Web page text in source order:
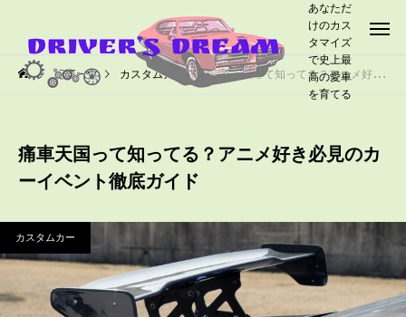
あなただ
けのカス
タマイズ
で史上最
高の愛車
を育てる
記事一覧 カスタムカー 痛車天国って知ってる？アニメ好き必見のカーイベント徹底ガイド
痛車天国って知ってる？アニメ好き必見のカ
ーイベント徹底ガイド
カスタムカー